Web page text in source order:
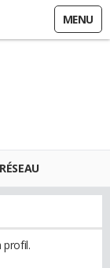
MENU
RÉSEAU
profil.